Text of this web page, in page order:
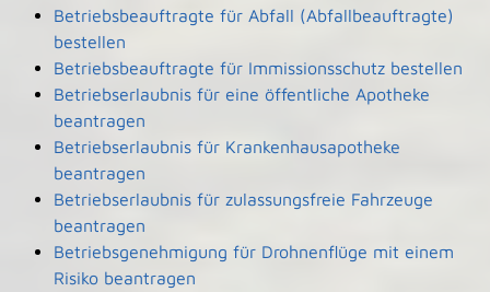
Betriebsbeauftragte für Abfall (Abfallbeauftragte)
bestellen
Betriebsbeauftragte für Immissionsschutz bestellen
Betriebserlaubnis für eine öffentliche Apotheke
beantragen
Betriebserlaubnis für Krankenhausapotheke
beantragen
Betriebserlaubnis für zulassungsfreie Fahrzeuge
beantragen
Betriebsgenehmigung für Drohnenflüge mit einem
Risiko beantragen